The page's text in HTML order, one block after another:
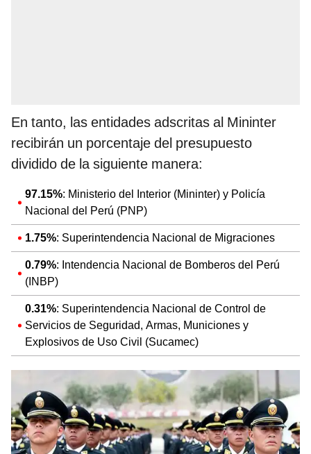
En tanto, las entidades adscritas al Mininter
recibirán un porcentaje del presupuesto
dividido de la siguiente manera:
97.15%: Ministerio del Interior (Mininter) y Policía
Nacional del Perú (PNP)
1.75%: Superintendencia Nacional de Migraciones
0.79%: Intendencia Nacional de Bomberos del Perú
(INBP)
0.31%: Superintendencia Nacional de Control de
Servicios de Seguridad, Armas, Municiones y
Explosivos de Uso Civil (Sucamec)